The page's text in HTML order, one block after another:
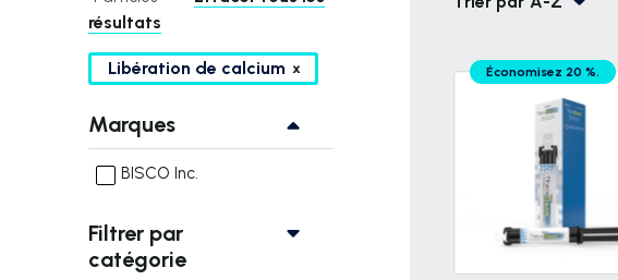
résultats
Libération de calcium
Marques
BISCO Inc.
Filtrer par
catégorie
Économisez 20 %.